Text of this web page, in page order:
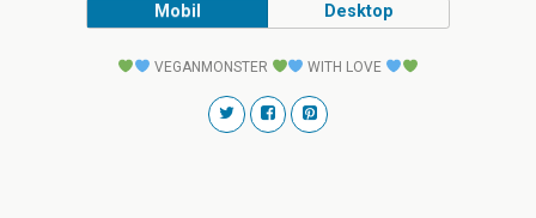
Mobil Desktop
VEGANMONSTER WITH LOVE